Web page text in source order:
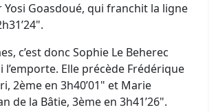
Goasdoué, qui franchit la ligne
c’est donc Sophie Le Beherec
l’emporte. Elle précède Frédérique
2ème en 3h40’01" et Marie
de la Bâtie, 3ème en 3h41’26".